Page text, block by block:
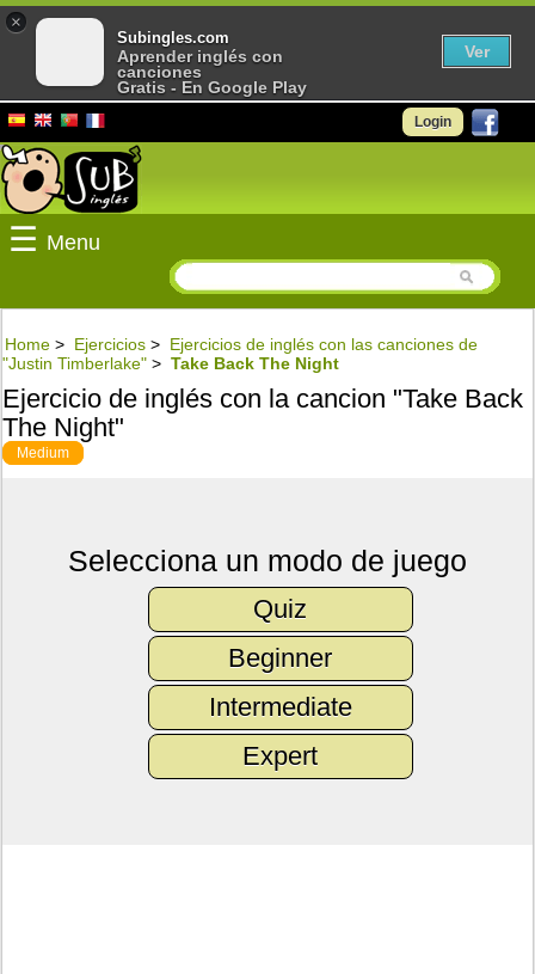
Login
☰ Menu
Home > Ejercicios > Ejercicios de inglés con las canciones de
"Justin Timberlake" > Take Back The Night
Ejercicio de inglés con la cancion "Take Back
The Night"
Medium
Selecciona un modo de juego
Quiz
Beginner
Intermediate
Expert
×
Subingles.com
Aprender inglés con
canciones
Gratis - En Google Play
Ver